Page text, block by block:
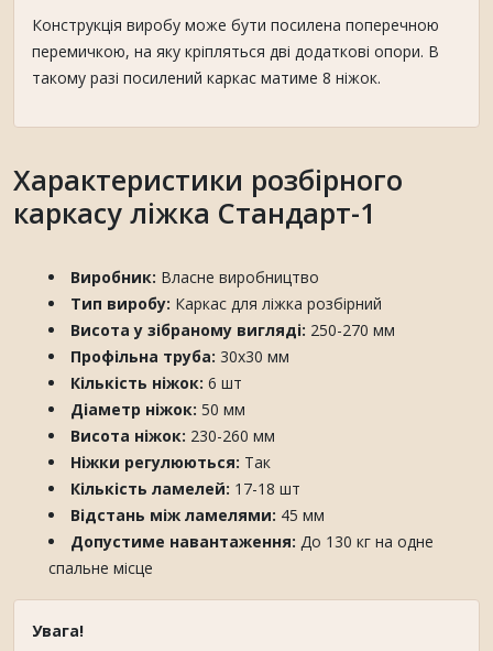
Конструкція виробу може бути посилена поперечною
перемичкою, на яку кріпляться дві додаткові опори. В
такому разі посилений каркас матиме 8 ніжок.
Характеристики розбірного
каркасу ліжка Стандарт-1
Виробник: Власне виробництво
Тип виробу: Каркас для ліжка розбірний
Висота у зібраному вигляді: 250-270 мм
Профільна труба: 30х30 мм
Кількість ніжок: 6 шт
Діаметр ніжок: 50 мм
Висота ніжок: 230-260 мм
Ніжки регулюються: Так
Кількість ламелей: 17-18 шт
Відстань між ламелями: 45 мм
Допустиме навантаження: До 130 кг на одне
спальне місце
Увага!